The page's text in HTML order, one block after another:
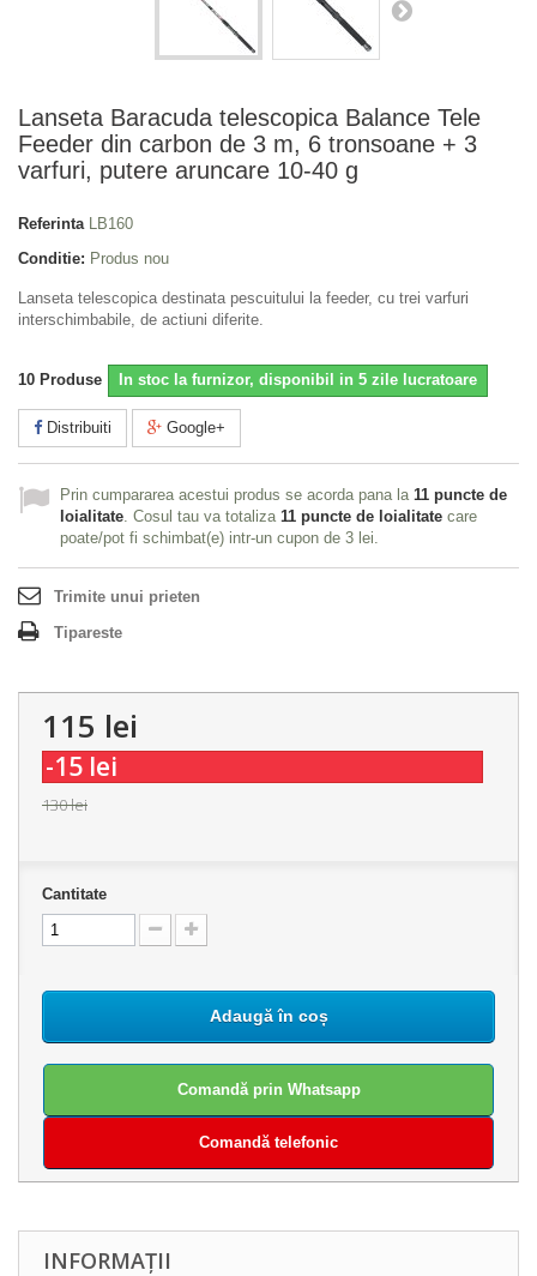
Lanseta Baracuda telescopica Balance Tele
Feeder din carbon de 3 m, 6 tronsoane + 3
varfuri, putere aruncare 10-40 g
Referinta
LB160
Conditie: Produs nou
Lanseta telescopica destinata pescuitului la feeder, cu trei varfuri
interschimbabile, de actiuni diferite.
10 Produse In stoc la furnizor, disponibil in 5 zile lucratoare
Distribuiti Google+
Prin cumpararea acestui produs se acorda pana la 11 puncte de
loialitate . Cosul tau va totaliza 11 puncte de loialitate care
poate/pot fi schimbat(e) intr-un cupon de 3 lei
Trimite unui prieten
Tipareste
115 lei
-15 lei
130 lei
Cantitate
Adaugă în coș
Comandă prin Whatsapp
Comandă telefonic
INFORMAȚII